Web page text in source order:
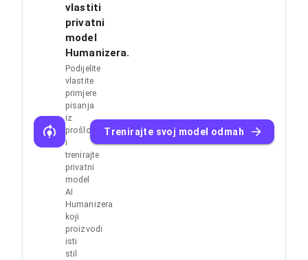
vlastiti
privatni
model
Humanizera.
Podijelite
vlastite
primjere
pisanja
iz
prošlosti
i
trenirajte
privatni
model
AI
Humanizera
koji
proizvodi
isti
stil
Trenirajte svoj model odmah